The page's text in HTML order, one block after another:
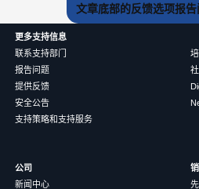
文章底部的反馈选项报告
更多支持信息
联系支持部门
报告问题
提供反馈
安全公告
支持策略和支持服务
培
公司
新闻中心